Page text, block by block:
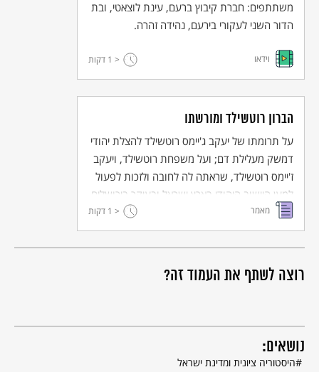
רוצה לשתף את העמוד זה?
משתתפים: חברת קיבוץ ברעם, עינת לוצאטי, ובת
הדור השני לעקורי בירעם, נהידה זהרה.
וידאו < 1 דקות
הברון רוטשילד ומורשתו
על תרומתו של יעקב ג'יימס רוטשילד להצלת יהודי
דמשק מעלילת דם; ועל משפחת רוטשילד, ויעקב
ז'יימס רוטשילד, שראתה לה לחובה ולזכות לפעול
למען היישוב היהודי בארץ ישראל ובעיקר בירושלים.
מאמר < 1 דקות
נושאים:
היסטוריה ציונית ומדינת ישראל